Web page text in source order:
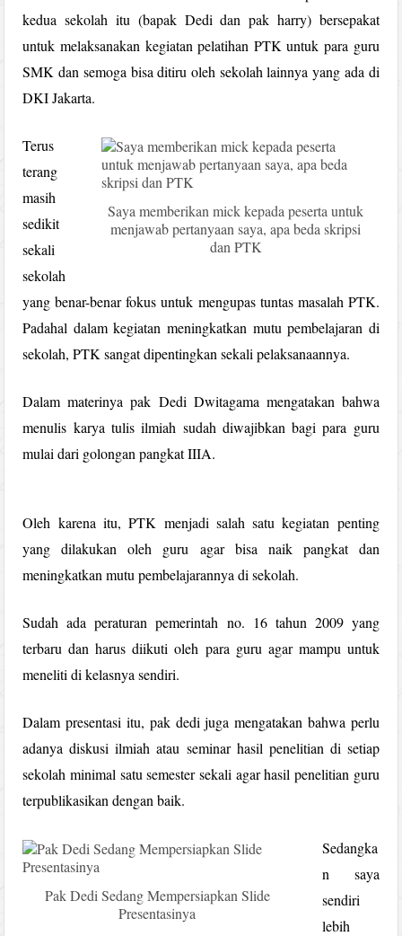
kedua sekolah itu (bapak Dedi dan pak harry) bersepakat
untuk melaksanakan kegiatan pelatihan PTK untuk para guru
SMK dan semoga bisa ditiru oleh sekolah lainnya yang ada di
DKI Jakarta.
Saya memberikan mick kepada peserta untuk
menjawab pertanyaan saya, apa beda skripsi
dan PTK
Terus
terang
masih
sedikit
sekali
sekolah
yang benar-benar fokus untuk mengupas tuntas masalah PTK.
Padahal dalam kegiatan meningkatkan mutu pembelajaran di
sekolah, PTK sangat dipentingkan sekali pelaksanaannya.
Dalam materinya pak Dedi Dwitagama mengatakan bahwa
menulis karya tulis ilmiah sudah diwajibkan bagi para guru
mulai dari golongan pangkat IIIA.
Oleh karena itu, PTK menjadi salah satu kegiatan penting
yang dilakukan oleh guru agar bisa naik pangkat dan
meningkatkan mutu pembelajarannya di sekolah.
Sudah ada peraturan pemerintah no. 16 tahun 2009 yang
terbaru dan harus diikuti oleh para guru agar mampu untuk
meneliti di kelasnya sendiri.
Dalam presentasi itu, pak dedi juga mengatakan bahwa perlu
adanya diskusi ilmiah atau seminar hasil penelitian di setiap
sekolah minimal satu semester sekali agar hasil penelitian guru
terpublikasikan dengan baik.
Pak Dedi Sedang Mempersiapkan Slide
Presentasinya
Sedangka
n saya
sendiri
lebih